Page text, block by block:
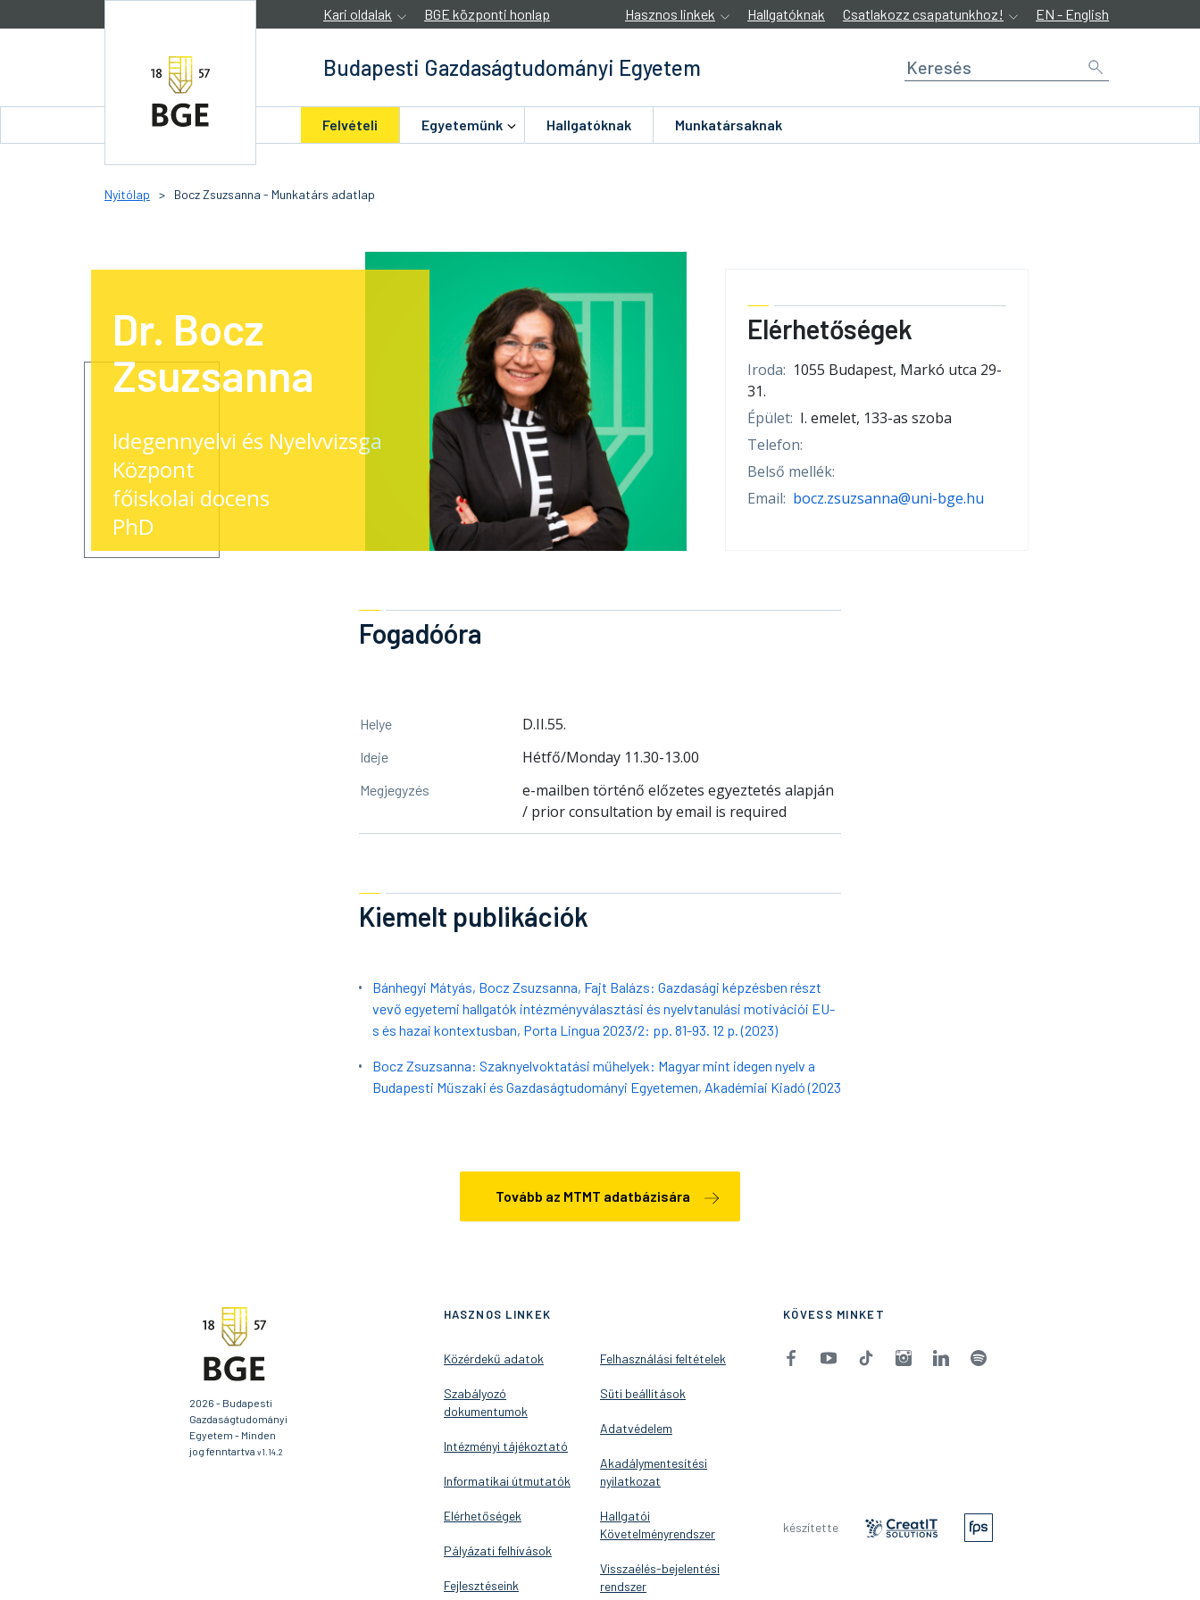
Kari oldalak BGE központi honlap Hasznos linkek Hallgatóknak Csatlakozz csapatunkhoz! EN - English
Budapesti Gazdaságtudományi Egyetem
Felvételi Egyetemünk Hallgatóknak Munkatársaknak
Nyitólap > Bocz Zsuzsanna - Munkatárs adatlap
Dr. Bocz
Zsuzsanna
Idegennyelvi és Nyelvvizsga
Központ
főiskolai docens
PhD
Elérhetőségek
Iroda: 1055 Budapest, Markó utca 29-
31.
Épület: I. emelet, 133-as szoba
Telefon:
Belső mellék:
Email: bocz.zsuzsanna@uni-bge.hu
Fogadóóra
Helye D.II.55.
Ideje Hétfő/Monday 11.30-13.00
Megjegyzés
e-mailben történő előzetes egyeztetés alapján
/ prior consultation by email is required
Kiemelt publikációk
Bánhegyi Mátyás, Bocz Zsuzsanna, Fajt Balázs: Gazdasági képzésben részt
vevő egyetemi hallgatók intézményválasztási és nyelvtanulási motivációi EU-
s és hazai kontextusban, Porta Lingua 2023/2: pp. 81-93. 12 p. (2023)
Bocz Zsuzsanna: Szaknyelvoktatási műhelyek: Magyar mint idegen nyelv a
Budapesti Műszaki és Gazdaságtudományi Egyetemen, Akadémiai Kiadó (2023
Tovább az MTMT adatbázisára
2026 - Budapesti
Gazdaságtudományi
Egyetem - Minden
jog fenntartva v1.14.2
HASZNOS LINKEK
Közérdekű adatok
Szabályozó
dokumentumok
Intézményi tájékoztató
Informatikai útmutatók
Elérhetőségek
Pályázati felhívások
Fejlesztéseink
Felhasználási feltételek
Süti beállítások
Adatvédelem
Akadálymentesítési
nyilatkozat
Hallgatói
Követelményrendszer
Visszaélés-bejelentési
rendszer
KÖVESS MINKET
készítette